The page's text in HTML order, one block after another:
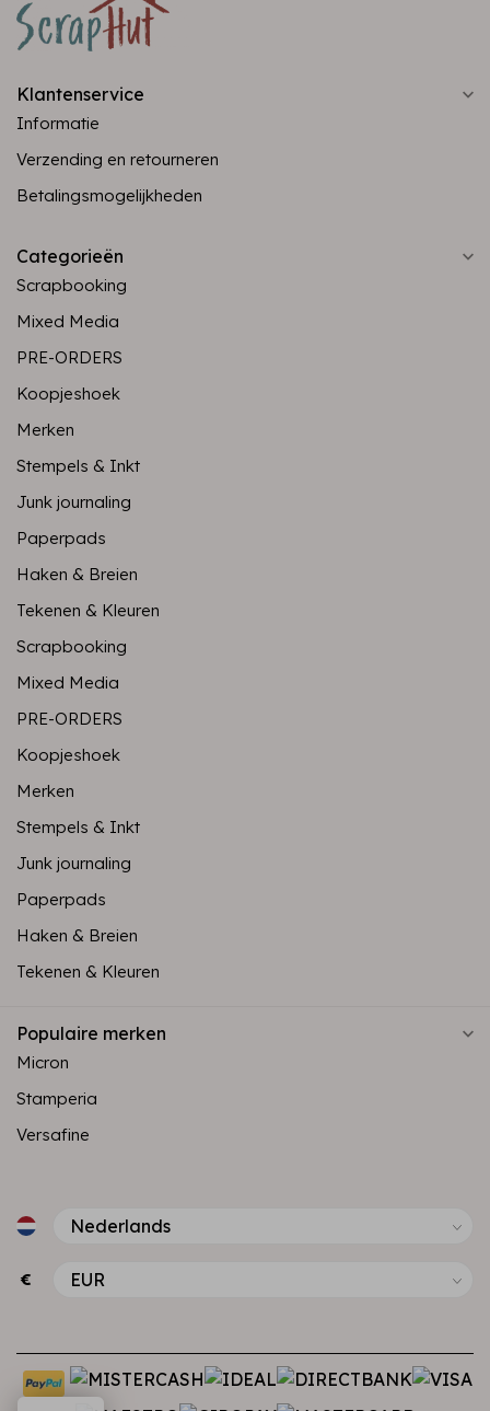
Klantenservice
Informatie
Verzending en retourneren
Betalingsmogelijkheden
Categorieën
Scrapbooking
Mixed Media
PRE-ORDERS
Koopjeshoek
Merken
Stempels & Inkt
Junk journaling
Paperpads
Haken & Breien
Tekenen & Kleuren
Scrapbooking
Mixed Media
PRE-ORDERS
Koopjeshoek
Merken
Stempels & Inkt
Junk journaling
Paperpads
Haken & Breien
Tekenen & Kleuren
Populaire merken
Micron
Stamperia
Versafine
€